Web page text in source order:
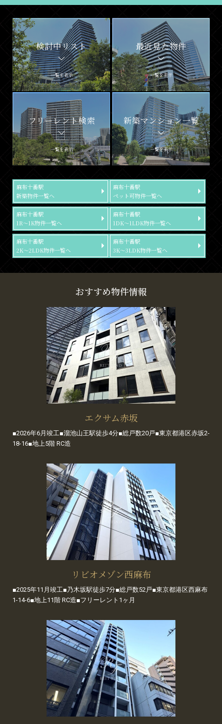
検討中リスト
一覧を表示
最近見た物件
一覧を表示
フリーレント検索
一覧を表示
新築マンション一覧
一覧を表示
麻布十番駅
新築物件一覧へ
麻布十番駅
ペット可物件一覧へ
麻布十番駅
1R～1K物件一覧へ
麻布十番駅
1DK～1LDK物件一覧へ
麻布十番駅
2K～2LDK物件一覧へ
麻布十番駅
3K～3LDK物件一覧へ
おすすめ物件情報
エクサム赤坂
■2026年6月竣工■溜池山王駅徒歩4分■総戸数20戸■東京都港区赤坂2-
18-16■地上5階 RC造
リビオメゾン西麻布
■2025年11月竣工■乃木坂駅徒歩7分■総戸数52戸■東京都港区西麻布
1-14-6■地上11階 RC造■フリーレント1ヶ月